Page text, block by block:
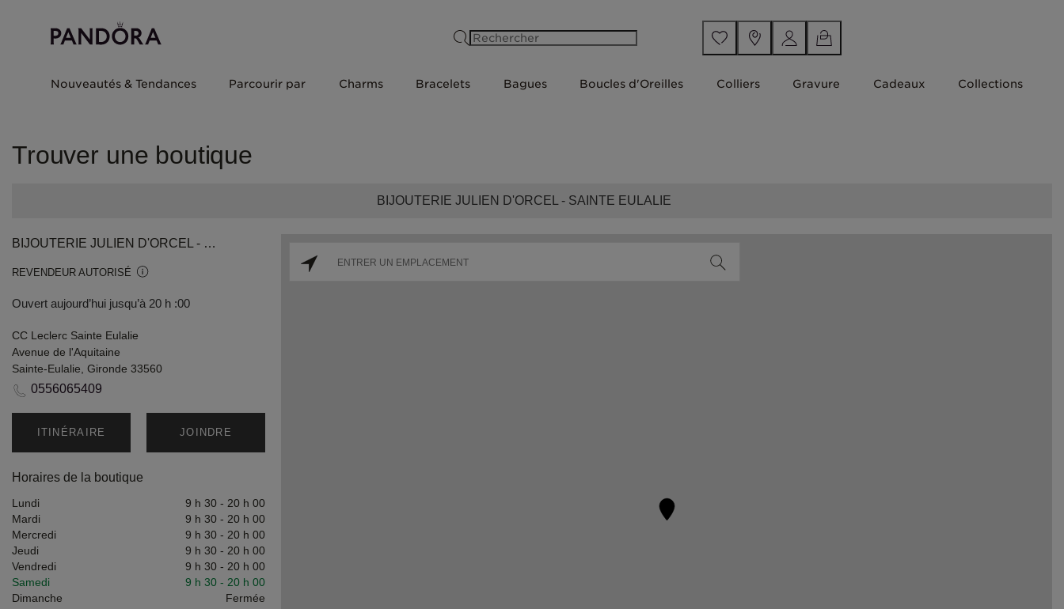
Nouveautés & Tendances Parcourir par Charms Bracelets Bagues Boucles d'Oreilles Colliers Gravure Cadeaux Collections
Trouver une boutique
BIJOUTERIE JULIEN D'ORCEL - SAINTE EULALIE
BIJOUTERIE JULIEN D'ORCEL - SAINTE EULALIE
REVENDEUR AUTORISÉ
Ouvert aujourd’hui jusqu’à 20 h :00
CC Leclerc Sainte Eulalie
Avenue de l'Aquitaine
Sainte-Eulalie, Gironde 33560
0556065409
ITINÉRAIRE JOINDRE
Horaires de la boutique
Lundi 9 h 30 - 20 h 00
Mardi
9 h 30 - 20 h 00
Mercredi
9 h 30 - 20 h 00
Jeudi
9 h 30 - 20 h 00
Vendredi
9 h 30 - 20 h 00
Samedi
9 h 30 - 20 h 00
Dimanche
Fermée